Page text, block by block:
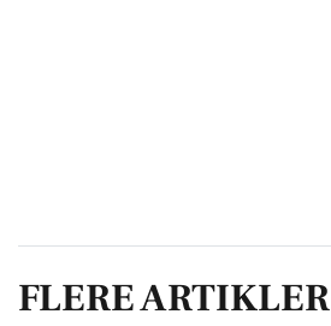
FLERE ARTIKLER